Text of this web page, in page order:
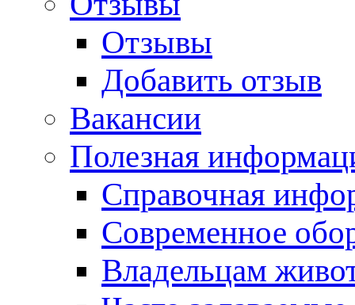
Отзывы
Добавить отзыв
Вакансии
Полезная
Справочная
Современное
Владельцам